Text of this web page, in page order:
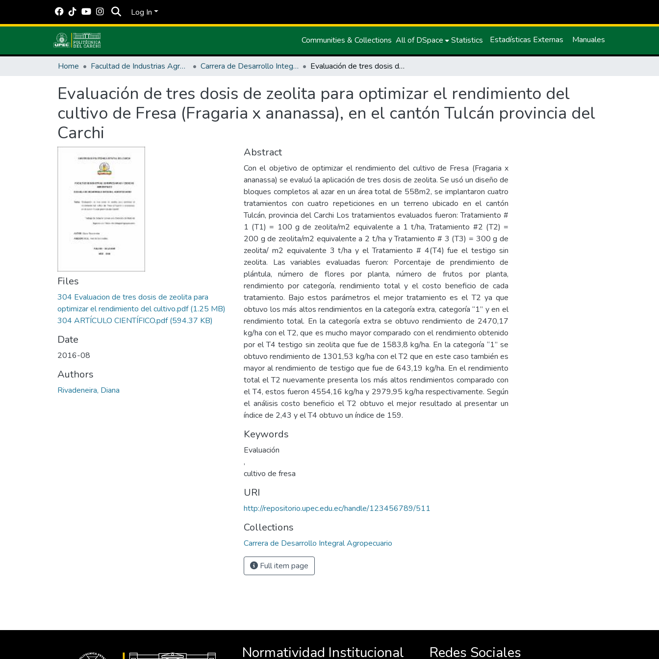
Log In
Communities & Collections All of DSpace Statistics Estadísticas Externas Manuales
Home Facultad de Industrias Agropecuarias y Ciencias Ambientales Carrera de Desarrollo Integral Agropecuario Evaluación de tres dosis de zeolita para optimizar el rendimiento del cultivo de Fresa (Fragaria x ananassa), en el cantón Tulcán provincia del Carchi
Evaluación de tres dosis de zeolita para optimizar el rendimiento del
cultivo de Fresa (Fragaria x ananassa), en el cantón Tulcán provincia del
Carchi
Files
304 Evaluacion de tres dosis de zeolita para
optimizar el rendimiento del cultivo.pdf(1.25 MB)
304 ARTÍCULO CIENTÍFICO.pdf(594.37 KB)
Date
2016-08
Authors
Rivadeneira, Diana
Abstract
Con el objetivo de optimizar el rendimiento del cultivo de Fresa (Fragaria x
ananassa) se evaluó la aplicación de tres dosis de zeolita. Se usó un diseño de
bloques completos al azar en un área total de 558m2, se implantaron cuatro
tratamientos con cuatro repeticiones en un terreno ubicado en el cantón
Tulcán, provincia del Carchi Los tratamientos evaluados fueron: Tratamiento #
1 (T1) = 100 g de zeolita/m2 equivalente a 1 t/ha, Tratamiento #2 (T2) =
200 g de zeolita/m2 equivalente a 2 t/ha y Tratamiento # 3 (T3) = 300 g de
zeolita/ m2 equivalente 3 t/ha y el Tratamiento # 4(T4) fue el testigo sin
zeolita. Las variables evaluadas fueron: Porcentaje de prendimiento de
plántula, número de flores por planta, número de frutos por planta,
rendimiento por categoría, rendimiento total y el costo beneficio de cada
tratamiento. Bajo estos parámetros el mejor tratamiento es el T2 ya que
obtuvo los más altos rendimientos en la categoría extra, categoría “1” y en el
rendimiento total. En la categoría extra se obtuvo rendimiento de 2470,17
kg/ha con el T2, que es mucho mayor comparado con el rendimiento obtenido
por el T4 testigo sin zeolita que fue de 1583,8 kg/ha. En la categoría “1” se
obtuvo rendimiento de 1301,53 kg/ha con el T2 que en este caso también es
mayor al rendimiento de testigo que fue de 643,19 kg/ha. En el rendimiento
total el T2 nuevamente presenta los más altos rendimientos comparado con
el T4, estos fueron 4554,16 kg/ha y 2979,95 kg/ha respectivamente. Según
el análisis costo beneficio el T2 obtuvo el mejor resultado al presentar un
índice de 2,43 y el T4 obtuvo un índice de 159.
Keywords
Evaluación
,
cultivo de fresa
URI
http://repositorio.upec.edu.ec/handle/123456789/511
Collections
Carrera de Desarrollo Integral Agropecuario
Full item page
Normatividad Institucional Redes Sociales